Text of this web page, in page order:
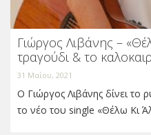
Γιώργος Λιβάνης –
τραγούδι & το
31 Μαΐου, 2021
Ο Γιώργος Λιβάνης δίνει το
το νέο του single «Θέλω Κι